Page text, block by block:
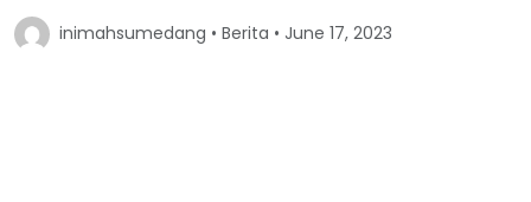
inimahsumedang • Berita • June 17, 2023